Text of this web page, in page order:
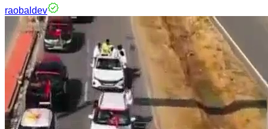
raobaldev